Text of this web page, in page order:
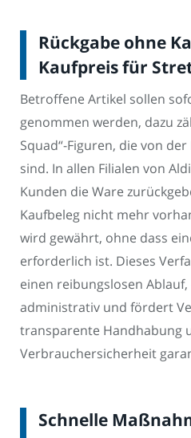
Rückgabe ohne
Kaufpreis für
Betroffene Artikel sollen
genommen werden, dazu
Squad“-Figuren, die von
sind. In allen Filialen von
Kunden die Ware
Kaufbeleg nicht mehr
wird gewährt, ohne dass
erforderlich ist. Dieses
einen reibungslosen
administrativ und fördert
transparente Handhabung
Verbrauchersicherheit
Schnelle